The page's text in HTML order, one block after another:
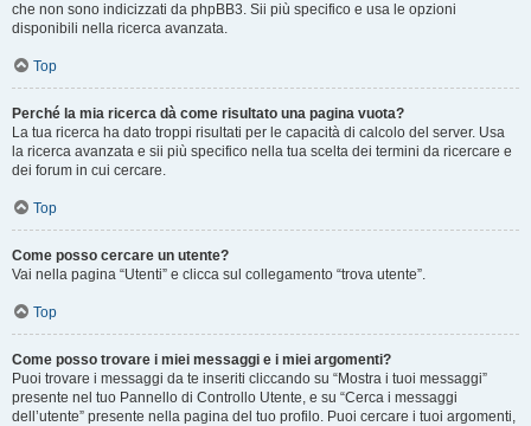
che non sono indicizzati da phpBB3. Sii più specifico e usa le opzioni
disponibili nella ricerca avanzata.
Top
Perché la mia ricerca dà come risultato una pagina vuota?
La tua ricerca ha dato troppi risultati per le capacità di calcolo del server. Usa
la ricerca avanzata e sii più specifico nella tua scelta dei termini da ricercare e
dei forum in cui cercare.
Top
Come posso cercare un utente?
Vai nella pagina “Utenti” e clicca sul collegamento “trova utente”.
Top
Come posso trovare i miei messaggi e i miei argomenti?
Puoi trovare i messaggi da te inseriti cliccando su “Mostra i tuoi messaggi”
presente nel tuo Pannello di Controllo Utente, e su “Cerca i messaggi
dell’utente” presente nella pagina del tuo profilo. Puoi cercare i tuoi argomenti,